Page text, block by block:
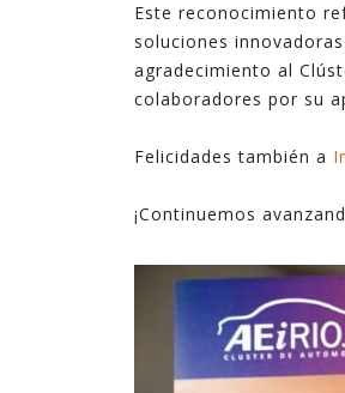
habitualmente utilizando para
tecnologías. En ocasiones
ocasiones son sencillas pero
ejercido de gerente, he
forma notable los resultados
internos hasta la relación con
pasando por la creación de
servicios digitales.
Este reconocimiento
soluciones
agradecimiento al
colaboradores por su
Felicidades también a
¡Continuemos